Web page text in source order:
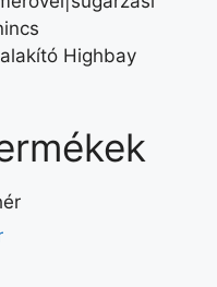
Highbay